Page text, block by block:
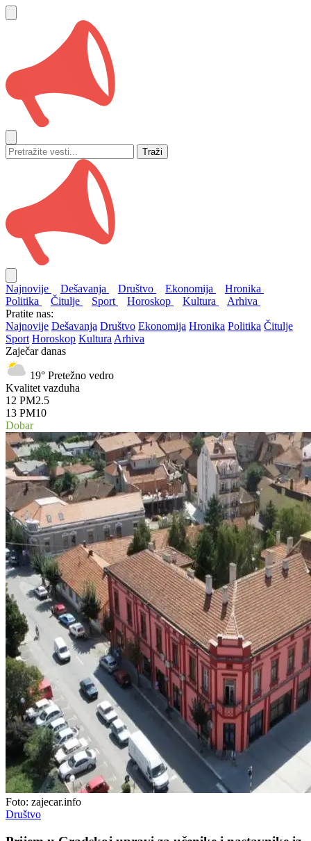
Traži
Najnovije Dešavanja Društvo Ekonomija
Hronika
Politika
Čitulje Sport Horoskop Kultura
Arhiva
Pratite nas:
Najnovije Dešavanja Društvo Ekonomija Hronika Politika Čitulje
Sport Horoskop Kultura Arhiva
Zaječar danas
19° Pretežno vedro
Kvalitet vazduha
12 PM2.5
13 PM10
Dobar
Foto: zajecar.info
Društvo